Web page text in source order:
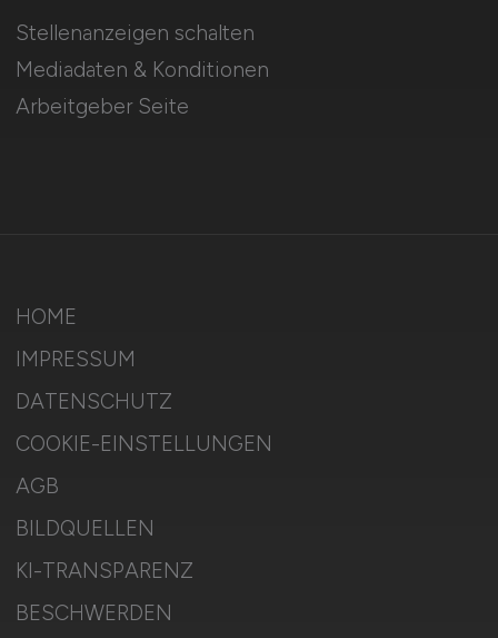
Stellenanzeigen schalten
Mediadaten & Konditionen
Arbeitgeber Seite
HOME
IMPRESSUM
DATENSCHUTZ
COOKIE-EINSTELLUNGEN
AGB
BILDQUELLEN
KI-TRANSPARENZ
BESCHWERDEN